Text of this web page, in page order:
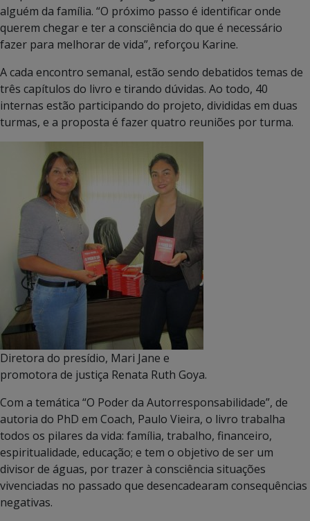
alguém da família. “O próximo passo é identificar onde
querem chegar e ter a consciência do que é necessário
fazer para melhorar de vida”, reforçou Karine.
A cada encontro semanal, estão sendo debatidos temas de
três capítulos do livro e tirando dúvidas. Ao todo, 40
internas estão participando do projeto, divididas em duas
turmas, e a proposta é fazer quatro reuniões por turma.
Diretora do presídio, Mari Jane e
promotora de justiça Renata Ruth Goya.
Com a temática “O Poder da Autorresponsabilidade”, de
autoria do PhD em Coach, Paulo Vieira, o livro trabalha
todos os pilares da vida: família, trabalho, financeiro,
espiritualidade, educação; e tem o objetivo de ser um
divisor de águas, por trazer à consciência situações
vivenciadas no passado que desencadearam consequências
negativas.